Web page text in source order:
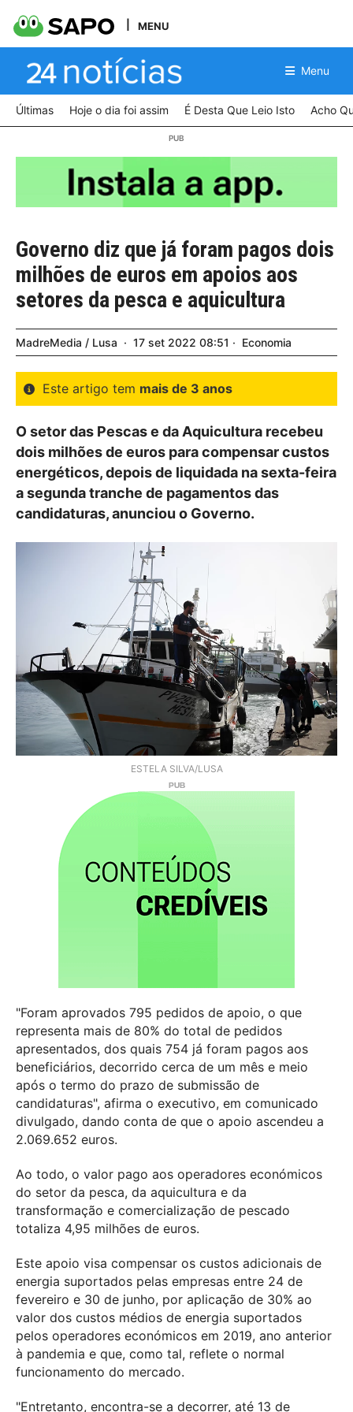
MENU
Menu
Últimas Hoje o dia foi assim É Desta Que Leio Isto Acho
Governo diz que já foram pagos dois
milhões de euros em apoios aos
setores da pesca e aquicultura
MadreMedia / Lusa 17 set 2022 08:51 Economia
Este artigo tem mais de 3 anos
O setor das Pescas e da Aquicultura recebeu
dois milhões de euros para compensar custos
energéticos, depois de liquidada na sexta-feira
a segunda tranche de pagamentos das
candidaturas, anunciou o Governo.
ESTELA SILVA/LUSA
"Foram aprovados 795 pedidos de apoio, o que
representa mais de 80% do total de pedidos
apresentados, dos quais 754 já foram pagos aos
beneficiários, decorrido cerca de um mês e meio
após o termo do prazo de submissão de
candidaturas", afirma o executivo, em comunicado
divulgado, dando conta de que o apoio ascendeu a
2.069.652 euros.
Ao todo, o valor pago aos operadores económicos
do setor da pesca, da aquicultura e da
transformação e comercialização de pescado
totaliza 4,95 milhões de euros.
Este apoio visa compensar os custos adicionais de
energia suportados pelas empresas entre 24 de
fevereiro e 30 de junho, por aplicação de 30% ao
valor dos custos médios de energia suportados
pelos operadores económicos em 2019, ano anterior
à pandemia e que, como tal, reflete o normal
funcionamento do mercado.
"Entretanto, encontra-se a decorrer, até 13 de